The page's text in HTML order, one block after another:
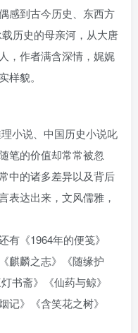
感到古今历史、东西方
载历史的母亲河，从大唐
，作者满含深情，娓娓
貌。
小说、中国历史小说叱
笔的价值却常常被忽
中的诸多差异以及背后
表达出来，文风儒雅，
有《1964年的便笺》
麒麟之志》《随缘护
书斋》《仙药与鲸》
记》《含笑花之树》